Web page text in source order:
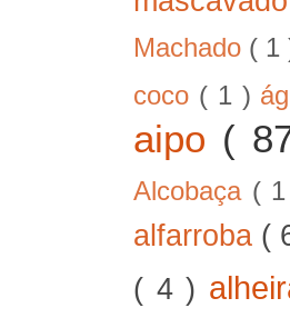
Machado ( 1
coco ( 1 )
aipo (
Alcobaça (
alfarroba (
( 4 )